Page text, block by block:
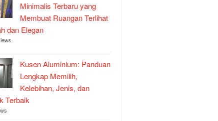
Minimalis Terbaru yang
Membuat Ruangan Terlihat
dan Elegan
Kusen Aluminium: Panduan
Lengkap Memilih,
Kelebihan, Jenis, dan
Terbaik